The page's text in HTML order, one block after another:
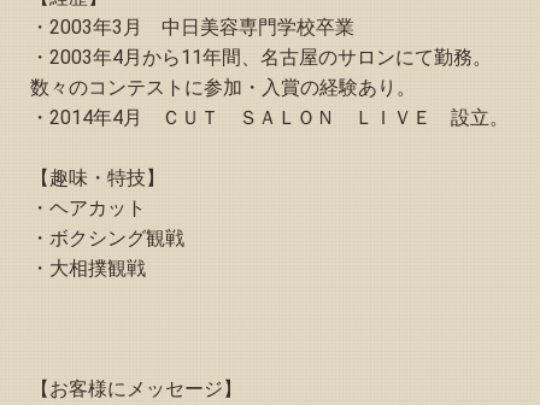
・2003年3月 中日美容専門学校卒業
・2003年4月から11年間、名古屋のサロンにて勤務。
数々のコンテストに参加・入賞の経験あり。
・2014年4月 ＣＵＴ ＳＡＬＯＮ ＬＩＶＥ 設立。
【趣味・特技】
・ヘアカット
・ボクシング観戦
・大相撲観戦
【お客様にメッセージ】